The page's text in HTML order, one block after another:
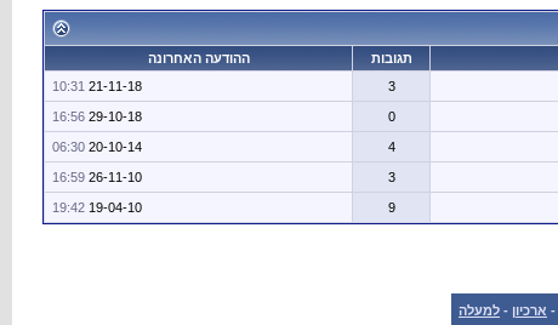
תגובות
ההודעה האחרונה
3
21-11-18
10:31
0
29-10-18
16:56
4
20-10-14
06:30
3
26-11-10
16:59
9
19-04-10
19:42
- ארכיון - למעלה